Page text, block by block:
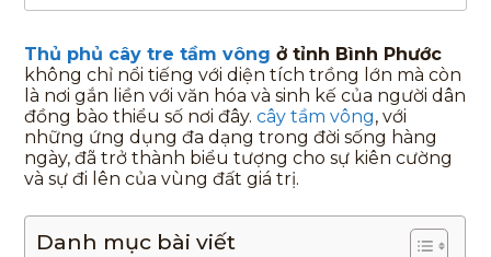
Thủ phủ câytre tầm vông ở tỉnh Bình Phước
không chỉ nổi tiếng với diện tích trồng lớn mà còn
là nơi gắn liền với văn hóa và sinh kế của người dân
đồng bào thiểu số nơi đây.cây tầm vông, với
những ứng dụng đa dạng trong đời sống hàng
ngày, đã trở thành biểu tượng cho sự kiên cường
và sự đi lên của vùng đất giá trị.
Danh mục bài viết